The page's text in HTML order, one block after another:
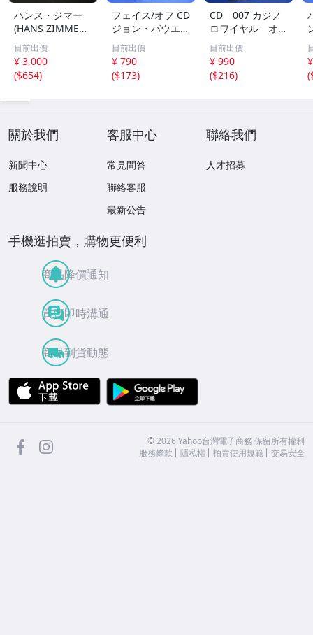
ハンス・ジマー
(HANS ZIMMER)
映画「インセプシ
ョン (完全盤)」(I
NCEPTION) サウ
ンドトラック (2
目前出價
¥ 3,000
($654)
フェイス/オフ CD
ジョン・パウエル
FACE/OFF JOHN
POWELL プロデ
ュース:ハンス・
ジマー HANS ZI
目前出價
¥ 790
($173)
CD 007 カジノ
ロワイヤル オリ
ジナルサウンドト
ラック 70412
目前出價
¥ 990
($216)
(
關於我們
新聞中心
服務說明
客服中心
常見問答
聯絡客服
最新公告
聯絡我們
人才招募
手機逛拍賣，購物更便利
商品降價通知
買賣即時溝通
商品到貨動態
APP Store
facebook ©2026 Yahoo台灣電子商務 保留所有權利
服務條款
隱私權 拍賣使用規範 交易安全